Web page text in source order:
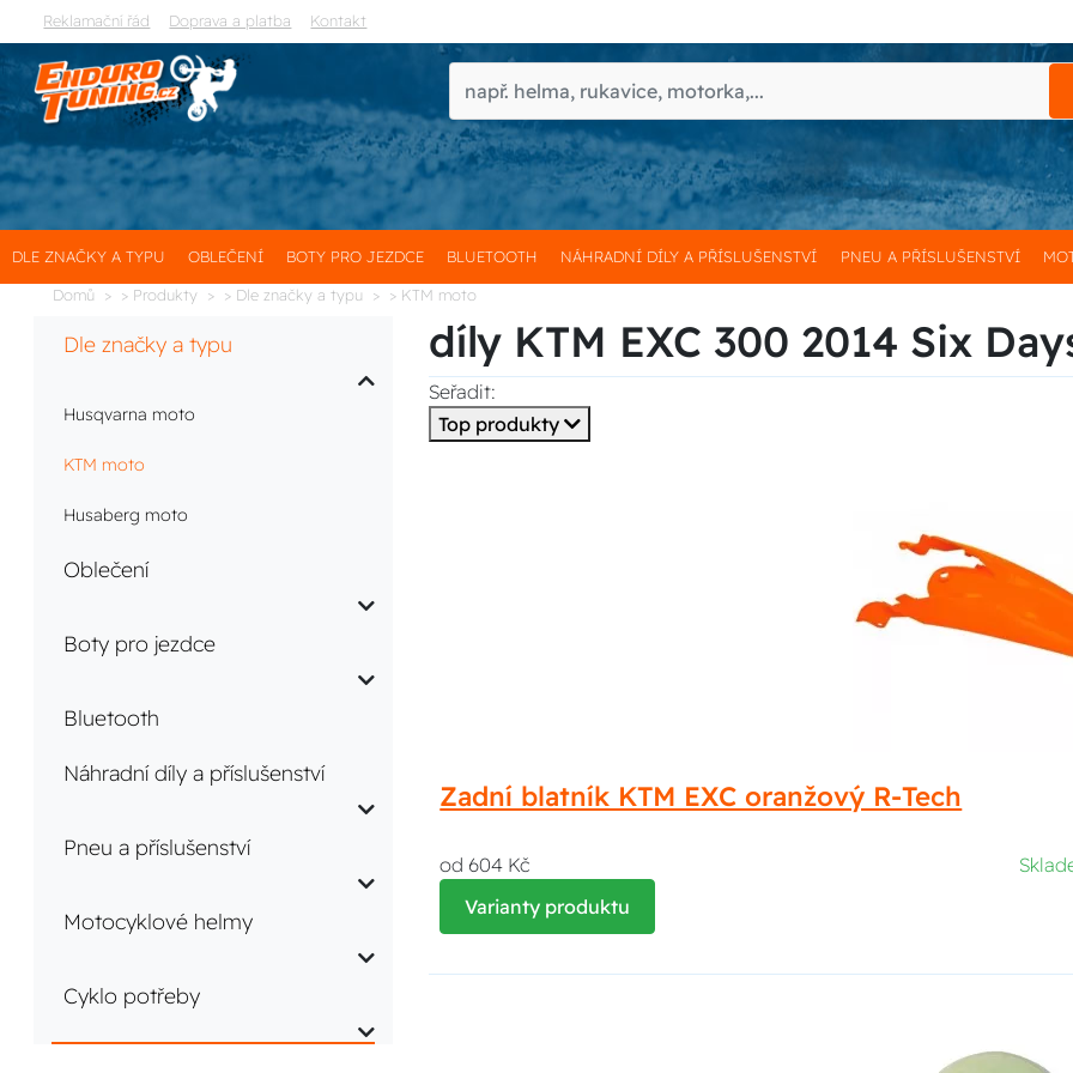
Reklamační řád Doprava a platba Kontakt
DLE ZNAČKY A TYPU OBLEČENÍ BOTY PRO JEZDCE BLUETOOTH NÁHRADNÍ DÍLY A PŘÍSLUŠENSTVÍ PNEU A PŘÍSLUŠENSTVÍ
Domů > Produkty > Dle značky a typu > KTM moto
Dle značky a typu
Husqvarna moto
KTM moto
Husaberg moto
Oblečení
Boty pro jezdce
Bluetooth
Náhradní díly a příslušenství
Pneu a příslušenství
Motocyklové helmy
Cyklo potřeby
díly KTM EXC 300 2014 Six
Seřadit:
Top produkty
Zadní blatník KTM EXC oranžový R-Tech
od 604 Kč
Varianty produktu